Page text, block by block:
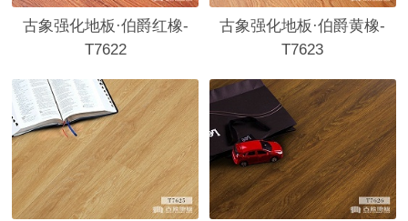
古象强化地板·伯爵红橡-
T7622
古象强化地板·伯爵黄橡-
T7623